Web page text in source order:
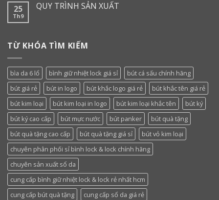
25
Th9
QUY TRÌNH SẢN XUẤT
TỪ KHÓA TÌM KIẾM
bìa da 6 lổ bình giữ nhiệt lock giá sỉ
bút cá sấu chính hãng
bút giá rẻ
bút in logo bút khắc logo giá rẻ
bút khắc tên giá rẻ
bút kim loại
bút kim loại in logo bút kim loại khắc tên
bút ký
bút ký cao cấp
bút mực nước bút panker
bút quà tặng
bút quà tặng cao cấp
bút quà tặng giá sỉ
bút vỏ kim loại
chuyên phân phối sỉ bình lock & lock chính hãng
chuyên sản xuất sổ da
cung cấp bình giữ nhiệt lock & lock rẻ nhất hcm
cung cấp bút quà tặng
cung cấp sổ da giá rẻ